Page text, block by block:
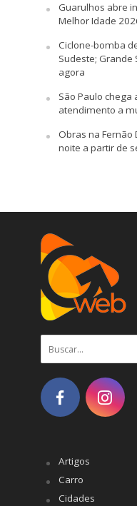
Guarulhos abre
Melhor Idade
Ciclone-bomba
Sudeste; Grande
agora
São Paulo chega
atendimento a
Obras na Fernão
noite a partir de
Artigos
Carro
Cidades